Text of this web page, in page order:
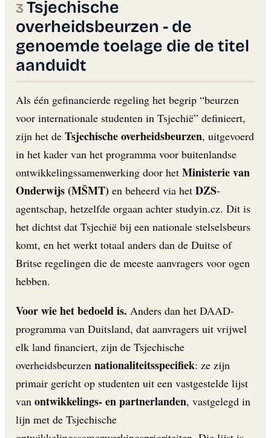
Tsjechische
overheidsbeurzen - de
genoemde toelage die de titel
aanduidt
Als één gefinancierde regeling het begrip “beurzen
voor internationale studenten in Tsjechië” definieert,
zijn het de Tsjechische overheidsbeurzen, uitgevoerd
in het kader van het programma voor buitenlandse
ontwikkelingssamenwerking door het Ministerie van
Onderwijs (MŠMT) en beheerd via het DZS-
agentschap, hetzelfde orgaan achter studyin.cz. Dit is
het dichtst dat Tsjechië bij een nationale stelselsbeurs
komt, en het werkt totaal anders dan de Duitse of
Britse regelingen die de meeste aanvragers voor ogen
hebben.
Voor wie het bedoeld is. Anders dan het DAAD-
programma van Duitsland, dat aanvragers uit vrijwel
elk land financiert, zijn de Tsjechische
overheidsbeurzen nationaliteitsspecifiek: ze zijn
primair gericht op studenten uit een vastgestelde lijst
van ontwikkelings- en partnerlanden, vastgelegd in
lijn met de Tsjechische